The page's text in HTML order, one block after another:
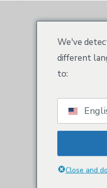
We've
different
to:
Close and